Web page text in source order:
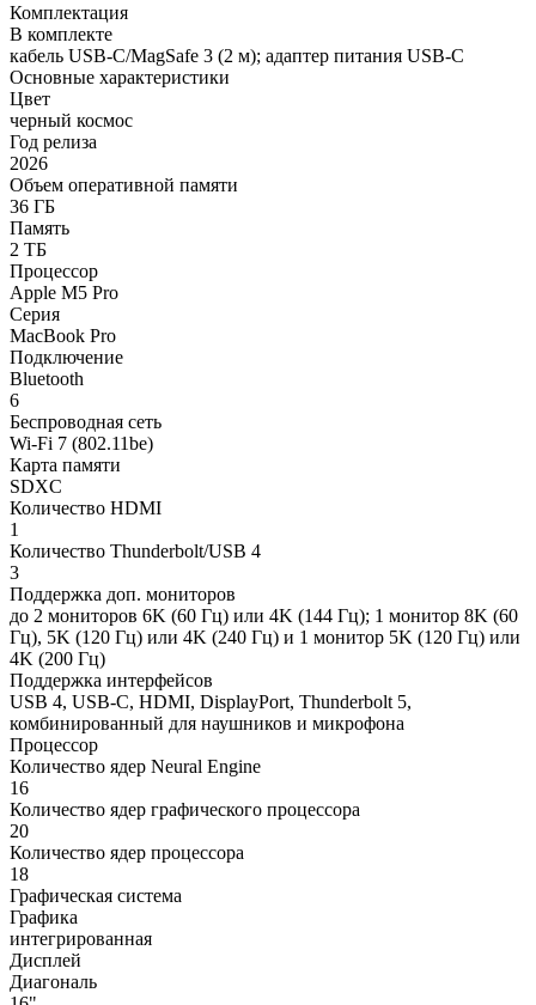
Комплектация
В комплекте
кабель USB-C/MagSafe 3 (2 м); адаптер питания USB-C
Основные характеристики
Цвет
черный космос
Год релиза
2026
Объем оперативной памяти
36 ГБ
Память
2 ТБ
Процессор
Apple M5 Pro
Серия
MacBook Pro
Подключение
Bluetooth
6
Беспроводная сеть
Wi-Fi 7 (802.11be)
Карта памяти
SDXC
Количество HDMI
1
Количество Thunderbolt/USB 4
3
Поддержка доп. мониторов
до 2 мониторов 6K (60 Гц) или 4K (144 Гц); 1 монитор 8K (60
Гц), 5K (120 Гц) или 4K (240 Гц) и 1 монитор 5K (120 Гц) или
4K (200 Гц)
Поддержка интерфейсов
USB 4, USB-C, HDMI, DisplayPort, Thunderbolt 5,
комбинированный для наушников и микрофона
Процессор
Количество ядер Neural Engine
16
Количество ядер графического процессора
20
Количество ядер процессора
18
Графическая система
Графика
интегрированная
Дисплей
Диагональ